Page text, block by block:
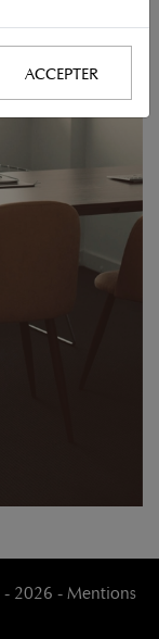
- 2026 - Mentions
ACCEPTER